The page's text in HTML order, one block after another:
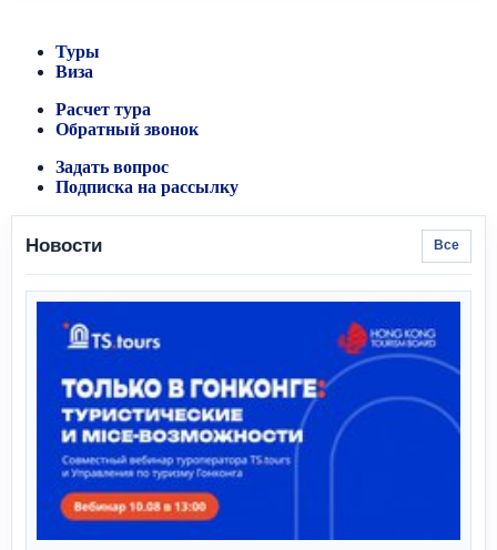
Туры
Виза
Расчет тура
Обратный звонок
Задать вопрос
Подписка на рассылку
Новости Все